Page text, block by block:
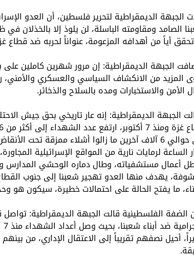
الجبهة الديمقراطية لتحرير فلسطين، أن العدو
الصامد ومقاومته الباسلة، لن يلوذ إلا بالخذلان
أياً من أهدافه المزعومة، عنواناً لحربه ضد قطاع
المزيد من الانكشاف السياسي والعسكري والأمني،
الأمن والاستخبارات ومده بالسلاح والذخائر.
الجبهة الديمقراطية: إنه عار تاريخي بحق جيش
إلى حوالي 6 آلاف آخرين ما زالوا أشلاء ممزقة
أعمال مستشفياته، وطال دماره الوحشي المدارس
يهدف منها العدو تهجير شعبنا إلى جنوب
ما يفتح الحالة على احتمالات خطيرة، سيكون هو
الضفة الفلسطينية قالت الجبهة الديمقراطية: تواصل
أحيل نصفهم تقريباً إلى الاعتقال الإداري، من